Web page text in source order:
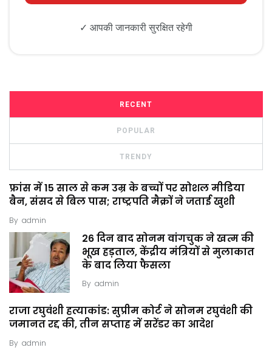
✓ आपकी जानकारी सुरक्षित रहेगी
RECENT
POPULAR
TRENDY
फ्रांस में 15 साल से कम उम्र के बच्चों पर सोशल मीडिया
बैन, संसद से बिल पास; राष्ट्रपति मैक्रों ने जताई खुशी
By admin
26 दिन बाद सोनम वांगचुक ने खत्म की
भूख हड़ताल, केंद्रीय मंत्रियों से मुलाकात
के बाद लिया फैसला
By admin
राजा रघुवंशी हत्याकांड: सुप्रीम कोर्ट ने सोनम रघुवंशी की
जमानत रद्द की, तीन सप्ताह में सरेंडर का आदेश
By admin